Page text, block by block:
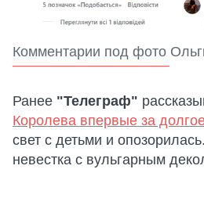
Комментарии под фото
Ранее "Телеграф"
Королева впервые за
свет с детьми и
невестка с вульгарным